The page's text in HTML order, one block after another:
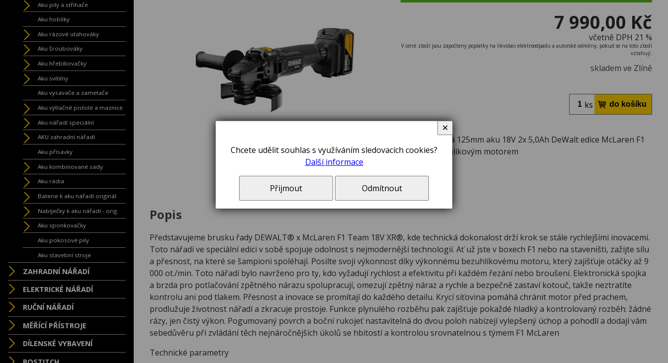
Aku pily a střihače
Aku hoblíky
Aku rázové utahováky
Aku šroubováky
Aku hřebíkovačky
Aku svítilny
Aku vysavače a zametače
Aku výtlačné pistole a maznice
Aku nářadí speciální
AKU zahradní nářadí
Aku přísavky
Aku kombinované sady
Aku rádia
Baterie k aku nářadí originál
Nabíječky k aku nářadí - orig.
Aku sponkovačky
Aku pokosové pily
Aku stavební stroje
ZAHRADNÍ NÁŘADÍ
ELEKTRICKÉ NÁŘADÍ
RUČNÍ NÁŘADÍ
MĚŘÍCÍ PŘÍSTROJE
DÍLENSKÉ VYBAVENÍ
7 990,00 Kč
včetně DPH 21 %
V ceně zboží jsou započteny poplatky na likvidaci elektroodpadu a autorské odměny, pokud se na toto zboží
vztahují.
skladem ve Zlíně
ks
Bruska úhlová 125mm aku 18V 2x 5,0Ah DeWalt edice McLaren F1
Team s bezuhlíkovým motorem
Popis
Představujeme brusku řady DEWALT® x McLaren F1 Team 18V XR®, kde technická dokonalost drží krok se stále rychlejšími inovacemi.
Toto nářadí ve speciální edici v sobě spojuje odolnost s nejmodernější technologií. Ať už jste v boxech F1 nebo na staveništi, zažijte sílu
a přesnost, na které se šampioni spoléhají. Posilte svoji výkonnost díky výkonnému bezuhlíkovému motoru, který zajišťuje otáčky až 9
000 ot./min. Toto nářadí bylo navrženo pro ty, kdo vyžadují rychlost a efektivitu při každém řezání nebo broušení. Elektronická spojka
a brzda pro potlačování zpětného nárazu spolupracují, omezují zpětný náraz a rychle a bezpečně zastaví kotouč, takže neztratíte
kontrolu ani pod tlakem. Přesnost a inovace se promítají do každého detailu. Krycí síťovina pomáhá chránit motor před prachem,
prodlužuje životnost nářadí a zkracuje prostoje. Funkce plynulého rozběhu pak zajišťuje pokaždé hladký a kontrolovaný rozběh: žádné
rázy, jen čistý výkon. Pogumovaný povrch a boční rukojeť nastavitelná do dvou poloh nabízejí vylepšený úchop a pohodlí a dodají vám
sebedůvěru při zvládání těch nejnáročnějších úkolů se hbitostí a kontrolou srovnatelnou s týmem F1 McLaren
Technické parametry
Chcete udělit souhlas s využíváním sledovacích cookies?
Další informace
Přijmout Odmítnout
✕